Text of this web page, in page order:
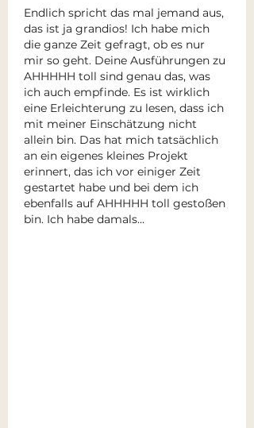
Endlich spricht das mal jemand aus,
das ist ja grandios! Ich habe mich
die ganze Zeit gefragt, ob es nur
mir so geht. Deine Ausführungen zu
AHHHHH toll sind genau das, was
ich auch empfinde. Es ist wirklich
eine Erleichterung zu lesen, dass ich
mit meiner Einschätzung nicht
allein bin. Das hat mich tatsächlich
an ein eigenes kleines Projekt
erinnert, das ich vor einiger Zeit
gestartet habe und bei dem ich
ebenfalls auf AHHHHH toll gestoßen
bin. Ich habe damals…